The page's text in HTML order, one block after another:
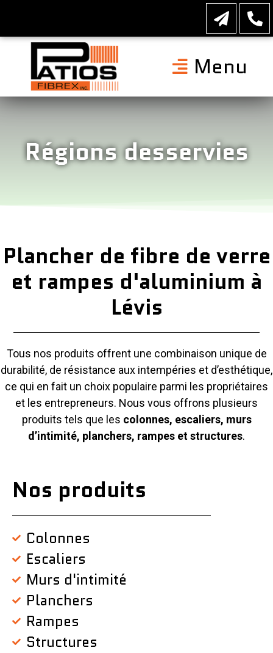
Menu
Régions desservies
Plancher de fibre de verre
et rampes d'aluminium à
Lévis
Tous nos produits offrent une combinaison unique de
durabilité, de résistance aux intempéries et d’esthétique,
ce qui en fait un choix populaire parmi les propriétaires
et les entrepreneurs. Nous vous offrons plusieurs
produits tels que les colonnes, escaliers, murs
d’intimité, planchers, rampes et structures.
Nos produits
Colonnes
Escaliers
Murs d'intimité
Planchers
Rampes
Structures